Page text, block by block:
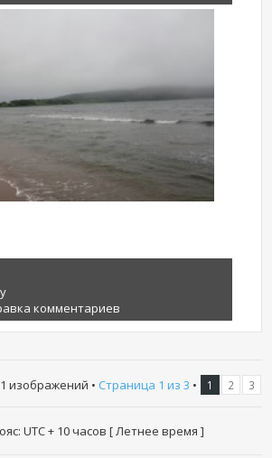
комментариев
изображений • Страница 1 из 3 • 1 2 3
UTC + 10 часов [ Летнее время ]